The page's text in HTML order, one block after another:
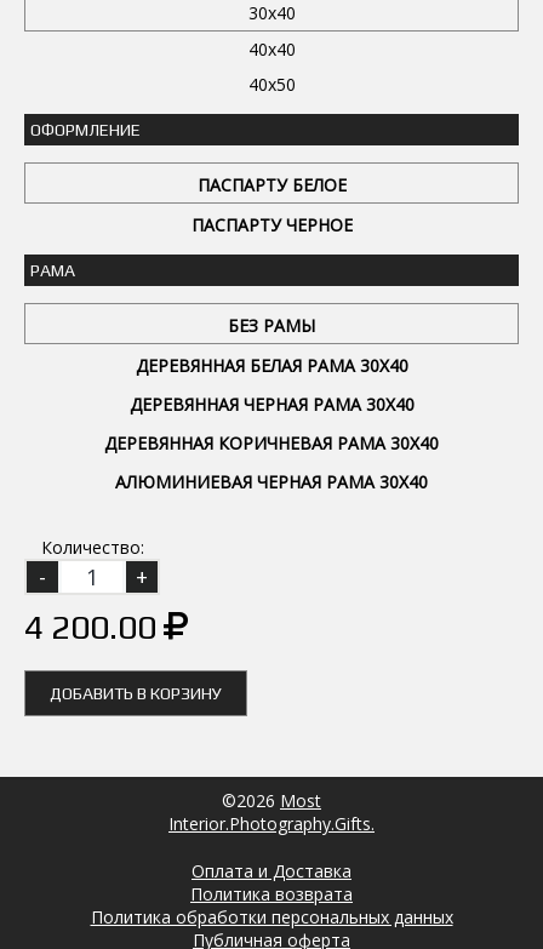
30x40
40x40
40x50
ОФОРМЛЕНИЕ
ПАСПАРТУ БЕЛОЕ
ПАСПАРТУ ЧЕРНОЕ
РАМА
БЕЗ РАМЫ
ДЕРЕВЯННАЯ БЕЛАЯ РАМА 30Х40
ДЕРЕВЯННАЯ ЧЕРНАЯ РАМА 30Х40
ДЕРЕВЯННАЯ КОРИЧНЕВАЯ РАМА 30Х40
АЛЮМИНИЕВАЯ ЧЕРНАЯ РАМА 30Х40
Количество:
4 200.00
ДОБАВИТЬ В КОРЗИНУ
©2026 Most
Interior.Photography.Gifts.
Оплата и Доставка
Политика возврата
Политика обработки персональных данных
Публичная оферта